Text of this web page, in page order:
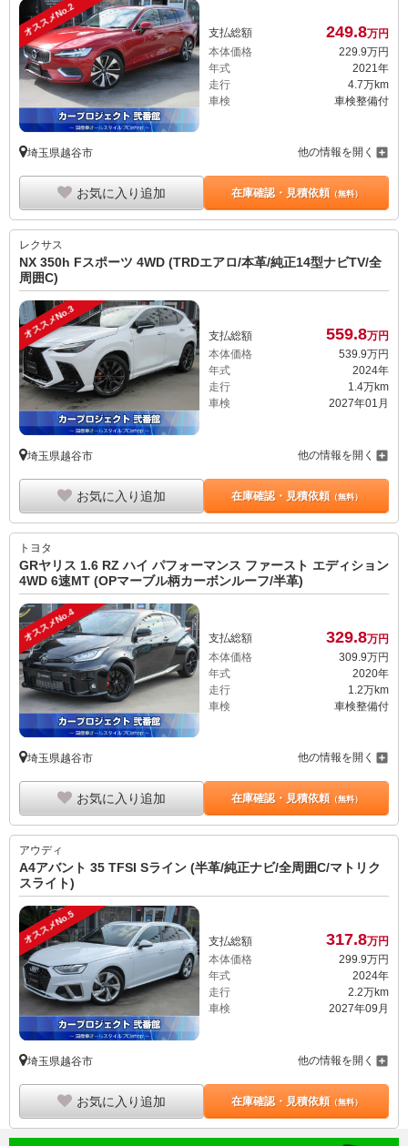
オススメNo.2 支払総額 249.8万円
本体価格
229. 9万円
年式
2021年
走行
4.7万km
車検
車検整備付
埼玉県越谷市 他の情報を開く
お気に入り追加 在庫確認・見積依頼（無料）
レクサス
NX 350h Fスポーツ 4WD (TRDエアロ/本革/純正14型ナビTV/全
周囲C)
オススメNo.3 支払総額 559.8万円
本体価格
539.9万円
年式
2024年
走行
1.4万km
車検
2027年01月
埼玉県越谷市 他の情報を開く
お気に入り追加 在庫確認・見積依頼（無料）
トヨタ
GRヤリス 1.6 RZ ハイ パフォーマンス ファースト エディション
4WD 6速MT (OPマーブル柄カーボンルーフ/半革)
オススメNo.4 支払総額 329.8万円
本体価格
309. 9万円
年式
2020年
走行
1.2万km
車検
車検整備付
埼玉県越谷市 他の情報を開く
お気に入り追加 在庫確認・見積依頼（無料）
アウディ
A4アバント 35 TFSI Sライン (半革/純正ナビ/全周囲C/マトリク
スライト)
オススメNo.5 支払総額 317.8万円
本体価格
299.9万円
年式
2024年
走行
2.2万km
車検
2027年09月
埼玉県越谷市 他の情報を開く
お気に入り追加 在庫確認・見積依頼（無料）